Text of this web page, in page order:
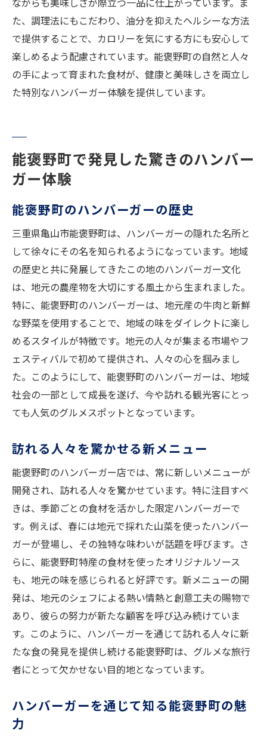
た、調理法にもこだわり、油分を抑えたヘルシーな方法
で提供することで、カロリーを気にする方にも安心して
楽しめるよう配慮されています。能褒野町の自然と人々
の手によって育まれた食材が、健康と美味しさを両立し
た特別なハンバーガー体験を提供しています。
能褒野町で発見した驚きのハンバー
ガー体験
能褒野町のハンバーガーの歴史
三重県亀山市能褒野町は、ハンバーガーの隠れた名所と
して徐々にその名を知られるようになっています。地域
の歴史と共に発展してきたこの地のハンバーガー文化
は、地元の農産物を大切にする風土から生まれました。
特に、能褒野町のハンバーガーは、地元産の牛肉と新鮮
な野菜を使用することで、地域の味をダイレクトに楽し
めるスタイルが特徴です。地元の人々が集まる市場やフ
ェスティバルで初めて提供され、人々の心を掴みまし
た。このようにして、能褒野町のハンバーガーは、地域
社会の一部として成長を遂げ、今や訪れる観光客にとっ
ても人気のグルメスポットとなっています。
訪れる人々を驚かせる新メニュー
能褒野町のハンバーガー店では、常に新しいメニューが
開発され、訪れる人々を驚かせています。特に注目すべ
きは、季節ごとの食材を活かした限定ハンバーガーで
す。例えば、春には地元で採れた山菜を使ったハンバー
ガーが登場し、その独特な味わいが話題を呼びます。さ
らに、能褒野町特産の食材を使ったオリジナルソース
も、地元の味を感じられると好評です。新メニューの開
発は、地元のシェフによる熱い情熱と創意工夫の賜物で
あり、彼らの努力が新たな顧客を呼び込み続けていま
す。このように、ハンバーガーを通じて訪れる人々に新
たな食の発見を提供し続ける能褒野町は、グルメな旅行
者にとって欠かせない目的地となっています。
ハンバーガーを通じて知る能褒野町の魅
力